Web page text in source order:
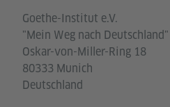
Goethe-Institut e.V.
"Mein Weg nach Deutschland"
Oskar-von-Miller-Ring 18
80333 Munich
Deutschland